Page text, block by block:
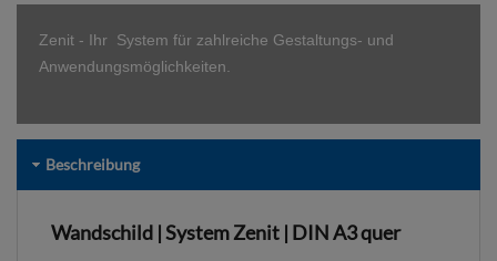
Zenit - Ihr
System für zahlreiche Gestaltungs- und
Anwendungsmöglichkeiten.
Beschreibung
Wandschild | System Zenit | DIN A3 quer